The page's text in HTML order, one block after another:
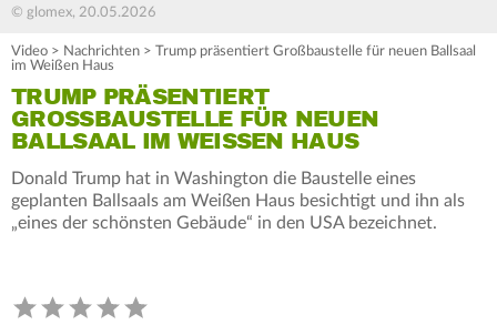
© glomex, 20.05.2026
Video > Nachrichten > Trump präsentiert Großbaustelle für neuen Ballsaal
im Weißen Haus
TRUMP PRÄSENTIERT
GROSSBAUSTELLE FÜR NEUEN B
ALLSAAL IM WEISSEN HAUS
Donald Trump hat in Washington die Baustelle eines
geplanten Ballsaals am Weißen Haus besichtigt und ihn als
„eines der schönsten Gebäude“ in den USA bezeichnet.